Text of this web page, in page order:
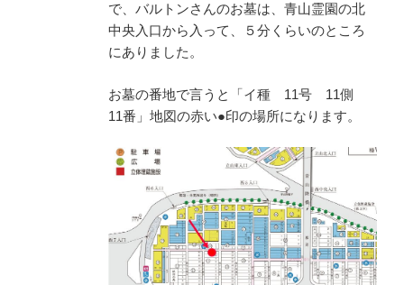
で、バルトンさんのお墓は、青山霊園の北
中央入口から入って、５分くらいのところ
にありました。
お墓の番地で言うと「イ種 11号 11側
11番」地図の赤い●印の場所になります。